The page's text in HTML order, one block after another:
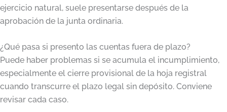
ejercicio natural, suele presentarse después de la
aprobación de la junta ordinaria.
¿Qué pasa si presento las cuentas fuera de plazo?
Puede haber problemas si se acumula el incumplimiento,
especialmente el cierre provisional de la hoja registral
cuando transcurre el plazo legal sin depósito. Conviene
revisar cada caso.